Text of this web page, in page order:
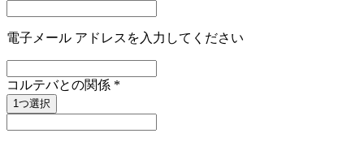
電子メール アドレスを入力してください
コルテバとの関係 *
1つ選択